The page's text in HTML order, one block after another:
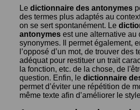
Le dictionnaire des antonymes
des termes plus adaptés au
on se sert spontanément. Le
antonymes est une alternative au
synonymes. Il permet également,
l’opposé d’un mot, de trouver des
adéquat pour restituer un trait
la fonction, etc. de la chose, de
question. Enfin, le dictionnaire
permet d’éviter une répétition de
même texte afin d’améliorer le